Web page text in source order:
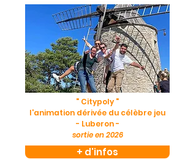
" Citypoly "
l'animation dérivée du célèbre jeu
- Luberon -
sortie en 2026
+ d'infos